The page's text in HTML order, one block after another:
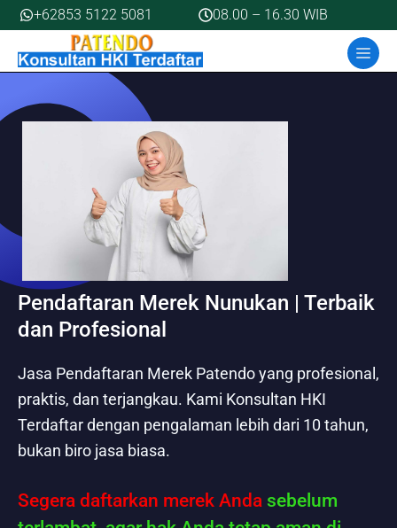
Skip
to
content
+62853 5122 5081 08.00 – 16.30 WIB
Pendaftaran Merek Nunukan | Terbaik
dan Profesional
Jasa Pendaftaran Merek Patendo yang profesional,
praktis, dan terjangkau. Kami Konsultan HKI
Terdaftar dengan pengalaman lebih dari 10 tahun,
bukan biro jasa biasa.
Segera daftarkan merek Anda sebelum